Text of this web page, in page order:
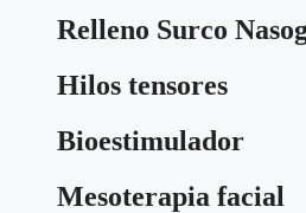
Relleno Surco
Hilos tensores
Bioestimulador
Mesoterapia facial